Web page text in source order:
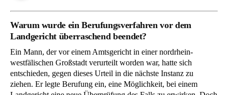
Warum wurde ein Berufungsverfahren vor dem
Landgericht überraschend beendet?
Ein Mann, der vor einem Amtsgericht in einer nordrhein-
westfälischen Großstadt verurteilt worden war, hatte sich
entschieden, gegen dieses Urteil in die nächste Instanz zu
ziehen. Er legte Berufung ein, eine Möglichkeit, bei einem